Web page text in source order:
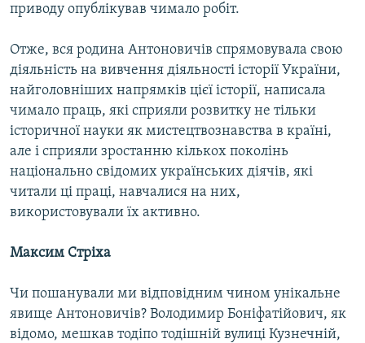
приводу опублікував чимало робіт.
Отже, вся родина Антоновичів спрямовувала свою
діяльність на вивчення діяльності історії України,
найголовніших напрямків цієї історії, написала
чимало праць, які сприяли розвитку не тільки
історичної науки як мистецтвознавства в країні,
але і сприяли зростанню кількох поколінь
національно свідомих українських діячів, які
читали ці праці, навчалися на них,
використовували їх активно.
Максим Стріха
Чи пошанували ми відповідним чином унікальне
явище Антоновичів? Володимир Боніфатійович, як
відомо, мешкав тодіпо тодішній вулиці Кузнечній,